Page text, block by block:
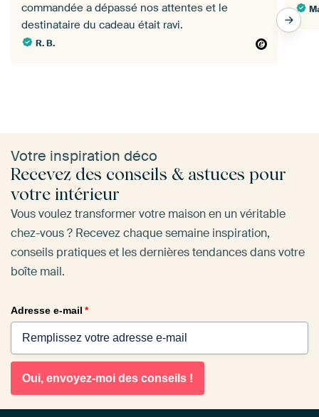
commandée a dépassé nos attentes et le
destinataire du cadeau était ravi.
R. B.
Votre inspiration déco
Recevez des conseils & astuces pour
votre intérieur
Vous voulez transformer votre maison en un véritable
chez-vous ? Recevez chaque semaine inspiration,
conseils pratiques et les dernières tendances dans votre
boîte mail.
Adresse e-mail *
Oui, envoyez-moi des conseils !